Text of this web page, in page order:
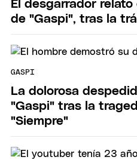
El desgarrador
de "Gaspi", tras la
GASPI
La dolorosa
"Gaspi" tras la
"Siempre"